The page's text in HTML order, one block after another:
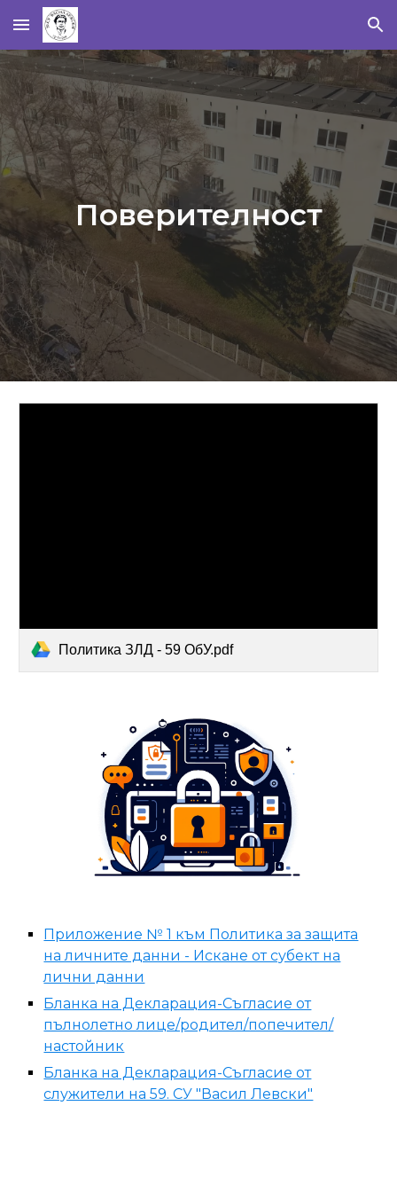
Skip to main content Skip to navigation
Поверителност
Политика ЗЛД - 59 ОбУ.pdf
Приложение № 1 към Политика за защита
на личните данни - Искане от субект на
лични данни
Бланка на Декларация-Съгласие от
пълнолетно лице/родител/попечител/
настойник
Бланка на Декларация-Съгласие от
служители на 59. СУ "Васил Левски"